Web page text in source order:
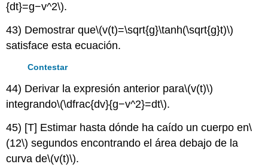
{dt}=g−v^2\).
43) Demostrar que\(v(t)=\sqrt{g}\tanh(\sqrt{g}t)\)
satisface esta ecuación.
Contestar
44) Derivar la expresión anterior para\(v(t)\)
integrando\(\dfrac{dv}{g−v^2}=dt\).
45) [T] Estimar hasta dónde ha caído un cuerpo en\
(12\) segundos encontrando el área debajo de la
curva de\(v(t)\).